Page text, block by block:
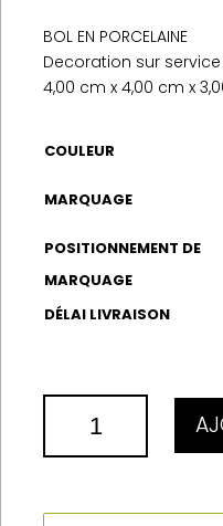
BOL EN PORCELAINE
Decoration sur
4,00 cm x 4,00 cm x
COULEUR
MARQUAGE
POSITIONNEMENT DE
MARQUAGE
DÉLAI LIVRAISON
BOL